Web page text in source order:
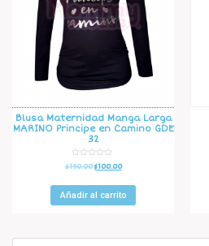
Blusa Maternidad Manga Larga
MARINO Principe en Camino GDE
32
V
a
o
r
a
d
0
$190.00$100.00
Añadir al carrito